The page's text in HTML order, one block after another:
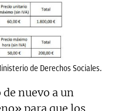
de Derechos Sociales.
nuevo a un